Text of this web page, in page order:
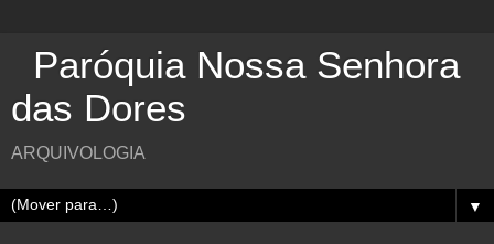
Paróquia Nossa Senhora
das Dores
ARQUIVOLOGIA
▼